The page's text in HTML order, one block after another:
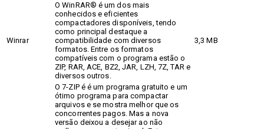
Winrar
O WinRAR® é um dos mais
conhecidos e eficientes
compactadores disponíveis, tendo
como principal destaque a
compatibilidade com diversos
formatos. Entre os formatos
compatíveis com o programa estão o
ZIP, RAR, ACE, BZ2, JAR, LZH, 7Z, TAR e
diversos outros.
3,3 MB
O 7-ZIP é é um programa gratuito e um
ótimo programa para compactar
arquivos e se mostra melhor que os
concorrentes pagos. Mas a nova
versão deixou a desejar ao não